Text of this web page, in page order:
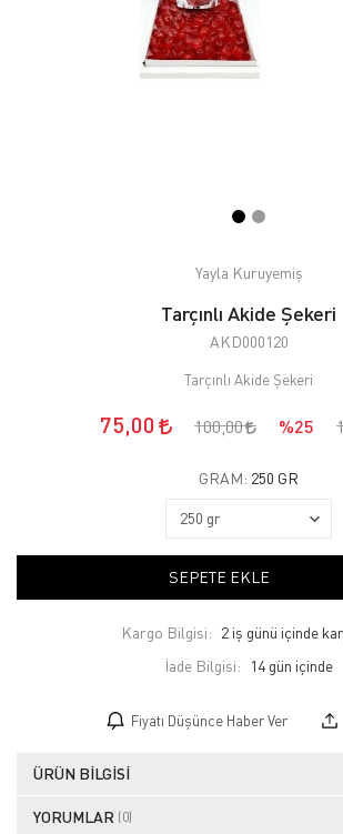
Yayla Kuruyemiş
Tarçınlı Akide Şekeri
AKD000120
Tarçınlı Akide Şekeri
75,00 100,00 %25
GRAM: 250 GR
SEPETE EKLE
Kargo Bilgisi: 2 iş günü içinde
İade Bilgisi:
Fiyatı Düşünce Haber Ver
ÜRÜN BILGISI
YORUMLAR (0)